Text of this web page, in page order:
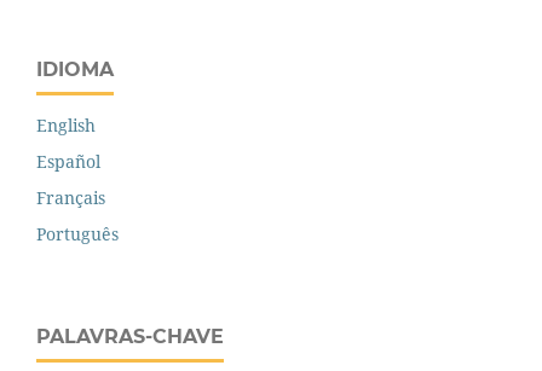
IDIOMA
English
Español
Français
Português
PALAVRAS-CHAVE